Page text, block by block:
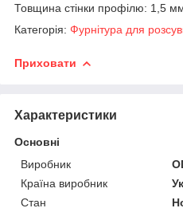
Товщина стінки профілю: 1,5
Категорія: Фурнітура для
Приховати
Характеристики
Основні
Виробник
Країна виробник
Стан